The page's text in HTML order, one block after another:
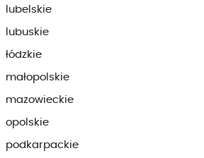
lubelskie
lubuskie
łódzkie
małopolskie
mazowieckie
opolskie
podkarpackie